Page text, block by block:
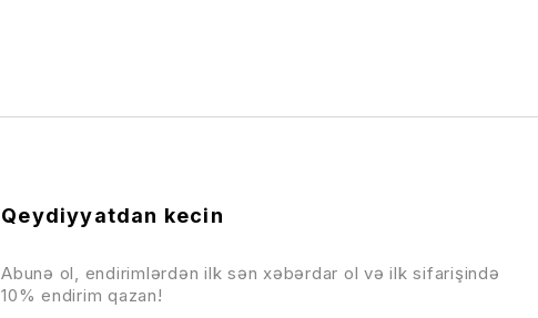
Qeydiyyatdan kecin
Abunə ol, endirimlərdən ilk sən xəbərdar ol və ilk sifarişində
10% endirim qazan!